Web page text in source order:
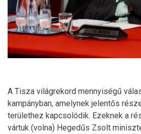
A Tisza világrekord mennyiségű
kampányban, amelynek jelentős
területhez kapcsolódik. Ezeknek a
vártuk (volna) Hegedűs Zsolt